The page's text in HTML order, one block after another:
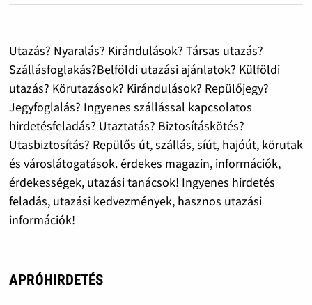
Utazás? Nyaralás? Kirándulások? Társas utazás?
Szállásfoglakás?Belföldi utazási ajánlatok? Külföldi
utazás? Körutazások? Kirándulások? Repülőjegy?
Jegyfoglalás? Ingyenes szállással kapcsolatos
hirdetésfeladás? Utaztatás? Biztosításkötés?
Utasbiztosítás? Repülős út, szállás, síút, hajóút, körutak
és városlátogatások. érdekes magazin, információk,
érdekességek, utazási tanácsok! Ingyenes hirdetés
feladás, utazási kedvezmények, hasznos utazási
információk!
APRÓHIRDETÉS